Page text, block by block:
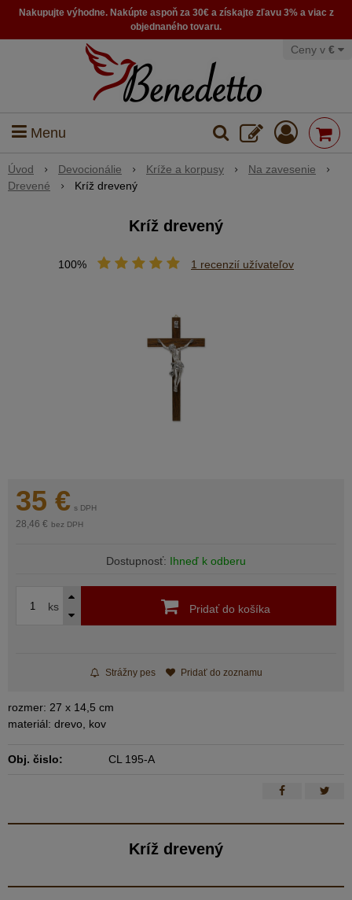
Nakupujte výhodne. Nakúpte aspoň za 30€ a získajte zľavu 3% a viac z
objednaného tovaru.
Menu
Ceny v €
Úvod Devocionálie Kríže a korpusy
Na zavesenie
Drevené
Kríž drevený
Kríž drevený
100% 1 recenzií užívateľov
35 € s DPH
28,46 € bez DPH
Dostupnosť: Ihneď k odberu
ks Pridať do košíka
Strážny pes Pridať do zoznamu
rozmer: 27 x 14,5 cm
materiál: drevo, kov
Obj. čislo: CL 195-A
Kríž drevený